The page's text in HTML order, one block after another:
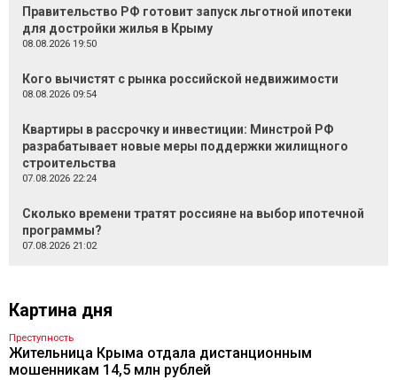
Правительство РФ готовит запуск льготной ипотеки
для достройки жилья в Крыму
08.08.2026 19:50
Кого вычистят с рынка российской недвижимости
08.08.2026 09:54
Квартиры в рассрочку и инвестиции: Минстрой РФ
разрабатывает новые меры поддержки жилищного
строительства
07.08.2026 22:24
Сколько времени тратят россияне на выбор ипотечной
программы?
07.08.2026 21:02
Картина дня
Преступность
Жительница Крыма отдала дистанционным
мошенникам 14,5 млн рублей